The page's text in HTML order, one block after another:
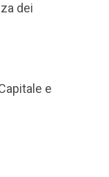
dei
e